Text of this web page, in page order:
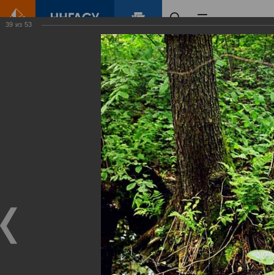
Зеленый Город
Виртуальные
выставки
(фотоальбомы)
39 из 53